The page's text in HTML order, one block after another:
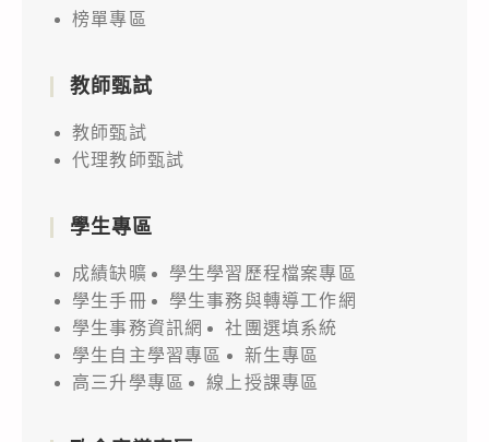
榜單專區
教師甄試
教師甄試
代理教師甄試
學生專區
成績缺曠
學生學習歷程檔案專區
學生手冊
學生事務與轉導工作網
學生事務資訊網
社團選填系統
學生自主學習專區
新生專區
高三升學專區
線上授課專區